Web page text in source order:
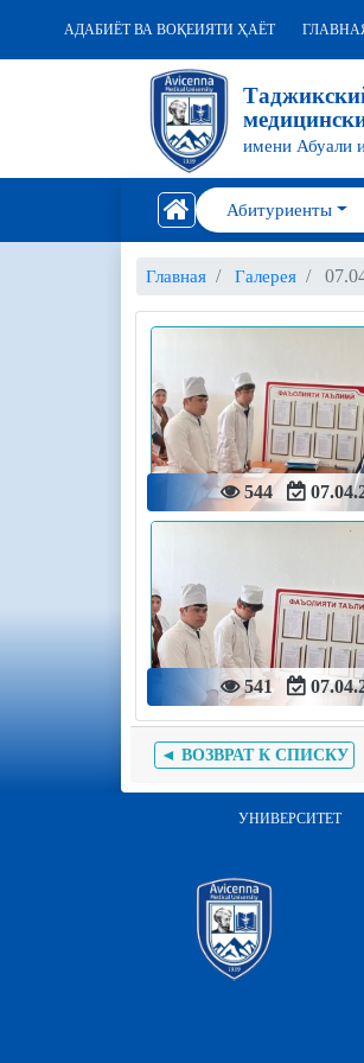
АДАБИЁТ ВА ВОҚЕИЯТИ ҲАЁТ
имени Абуали
Абитуриенты
Главная Галерея
544
541
◄ ВОЗВРАТ К СПИСКУ
УНИВЕРСИТЕТ